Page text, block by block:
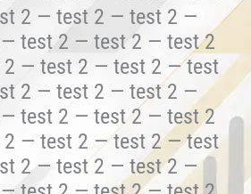
2 — test 2 — test 2 —
test 2 — test 2 — test 2
— test 2 — test 2 — test
2 — test 2 — test 2 —
test 2 — test 2 — test 2
— test 2 — test 2 — test
2 — test 2 — test 2 —